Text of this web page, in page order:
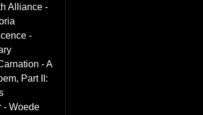
Alliance -
-
- A
Part II:
- Woede